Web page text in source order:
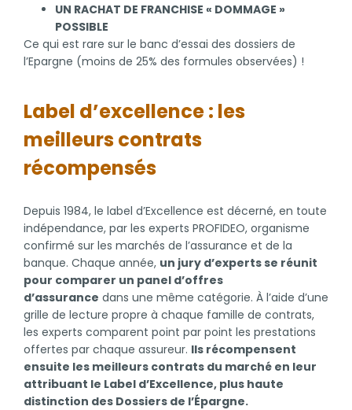
UN RACHAT DE FRANCHISE « DOMMAGE »
POSSIBLE
Ce qui est rare sur le banc d’essai des dossiers de
l’Epargne (moins de 25% des formules observées) !
Label d’excellence : les
meilleurs contrats
récompensés
Depuis 1984, le label d’Excellence est décerné, en toute
indépendance, par les experts PROFIDEO, organisme
confirmé sur les marchés de l’assurance et de la
banque. Chaque année, un jury d’experts se réunit
pour comparer un panel d’offres
d’assurance dans une même catégorie. À l’aide d’une
grille de lecture propre à chaque famille de contrats,
les experts comparent point par point les prestations
offertes par chaque assureur. Ils récompensent
ensuite les meilleurs contrats du marché en leur
attribuant le Label d’Excellence, plus haute
distinction des Dossiers de l’Épargne.